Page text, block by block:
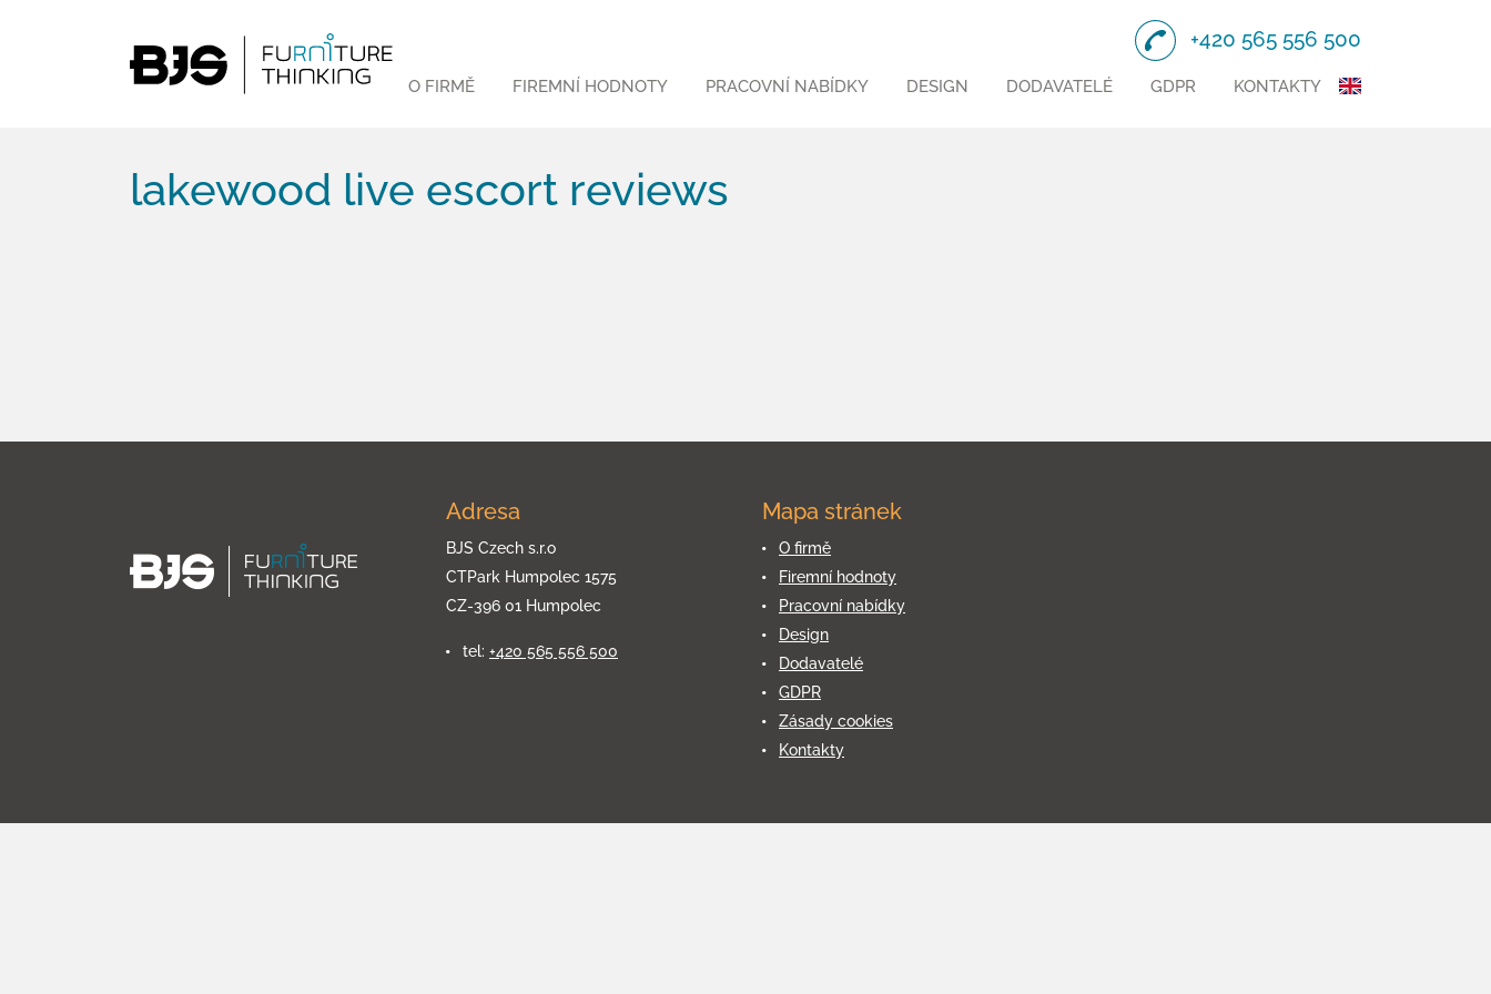
+420 565 556 500
O FIRMĚ FIREMNÍ HODNOTY PRACOVNÍ NABÍDKY DESIGN DODAVATELÉ GDPR KONTAKTY
lakewood live escort reviews
Adresa
BJS Czech s.r.o
CTPark Humpolec 1575
CZ-396 01 Humpolec
tel: +420 565 556 500
Mapa stránek
O firmě
Firemní hodnoty
Pracovní nabídky
Design
Dodavatelé
GDPR
Zásady cookies
Kontakty